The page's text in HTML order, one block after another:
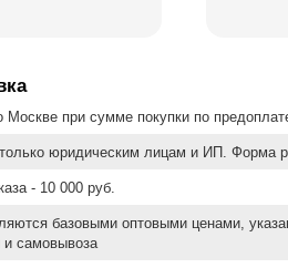
Москве при сумме покупки по
юридическим лицам и ИП. Форма
- 10 000 руб.
базовыми оптовыми ценами,
и самовывоза